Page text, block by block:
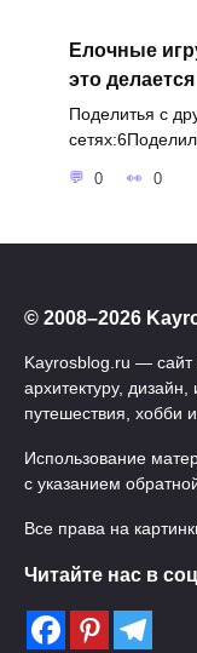
Елочные
это делается
Поделитья с
0 0
© 2008–2026
Kayrosblog.ru — сайт
архитектуру,
путешествия, хобби
Использование
с указанием
Все права на
Читайте нас в